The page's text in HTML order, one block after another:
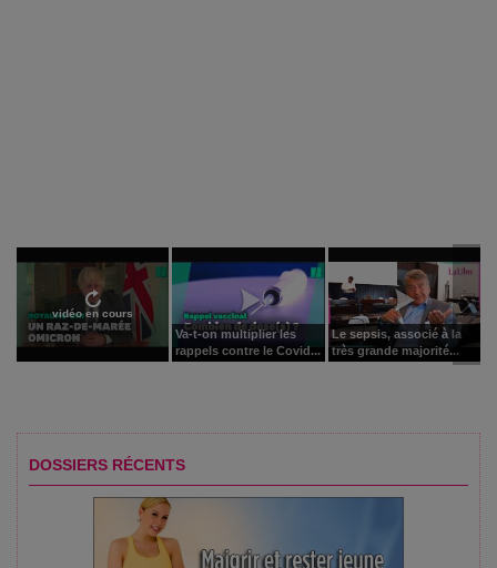
vidéo en cours
Va-t-on multiplier les
rappels contre le Covid...
Le sepsis, associé à la
très grande majorité...
DOSSIERS RÉCENTS